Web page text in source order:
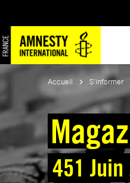
au
contenu
Accueil S’informer
451